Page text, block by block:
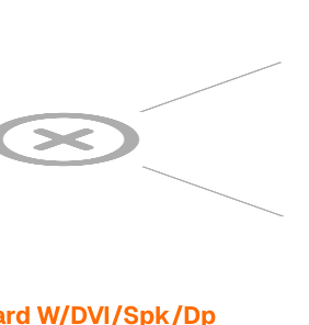
W/DVI/Spk/Dp